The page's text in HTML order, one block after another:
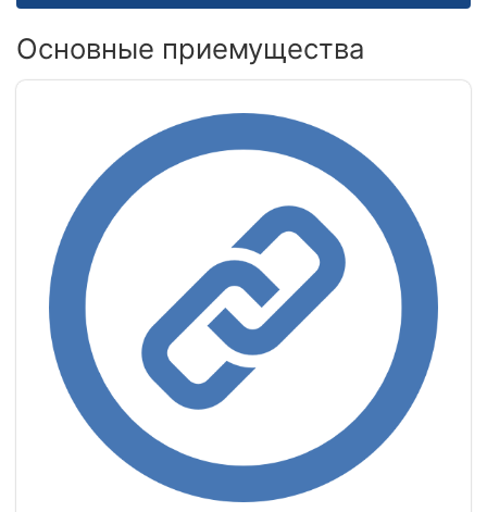
Основные приемущества